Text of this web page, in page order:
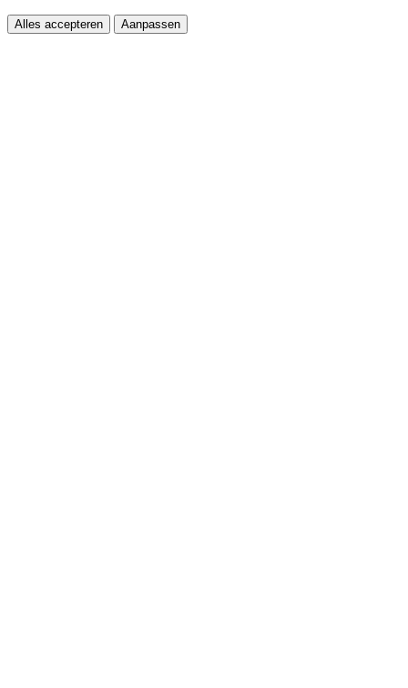
Alles accepteren Aanpassen